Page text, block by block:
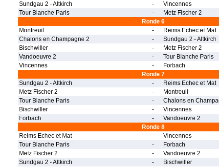
Sundgau 2 - Altkirch
-
Vincennes
Tour Blanche Paris
-
Metz Fischer 2
Ronde 6
Montreuil
-
Reims Echec et Mat
Chalons en Champagne 2
-
Sundgau 2 - Altkirch
Bischwiller
-
Metz Fischer 2
Vandoeuvre 2
-
Tour Blanche Paris
Vincennes
-
Forbach
Ronde 7
Sundgau 2 - Altkirch
-
Reims Echec et Mat
Metz Fischer 2
-
Montreuil
Tour Blanche Paris
-
Chalons en
Bischwiller
-
Vincennes
Forbach
-
Vandoeuvre 2
Ronde 8
Reims Echec et Mat
-
Vincennes
Tour Blanche Paris
-
Forbach
Metz Fischer 2
-
Vandoeuvre 2
Sundgau 2 - Altkirch
-
Bischwiller